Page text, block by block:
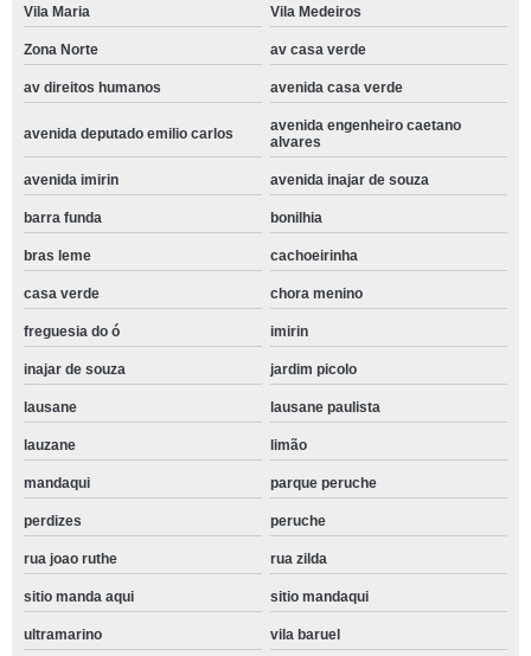
Vila Maria Vila Medeiros
Zona Norte av casa verde
av direitos humanos avenida casa verde
avenida deputado emilio carlos
avenida engenheiro caetano
alvares
avenida imirin avenida inajar de souza
barra funda bonilhia
bras leme cachoeirinha
casa verde chora menino
freguesia do ó imirin
inajar de souza jardim picolo
lausane lausane paulista
lauzane limão
mandaqui parque peruche
perdizes peruche
rua joao ruthe rua zilda
sitio manda aqui sitio mandaqui
ultramarino vila baruel